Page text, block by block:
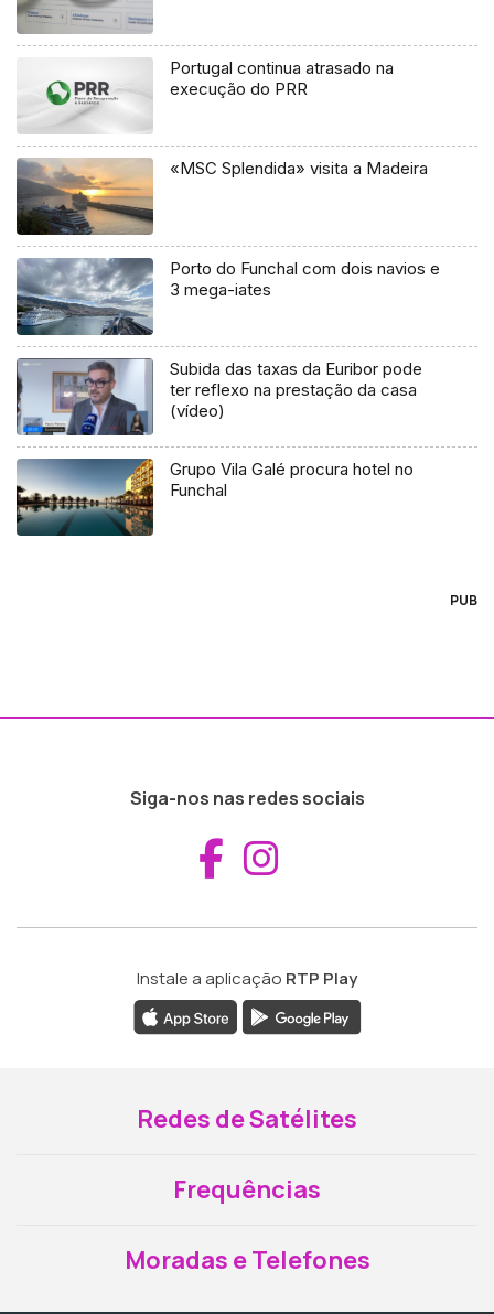
Portugal continua atrasado na
execução do PRR
«MSC Splendida» visita a Madeira
Porto do Funchal com dois navios e
3 mega-iates
Subida das taxas da Euribor pode
ter reflexo na prestação da casa
(vídeo)
Grupo Vila Galé procura hotel no
Funchal
PUB
Siga-nos nas redes sociais
Aceder ao
Instale a aplicação RTP Play
Redes de Satélites
Frequências
Moradas e Telefones